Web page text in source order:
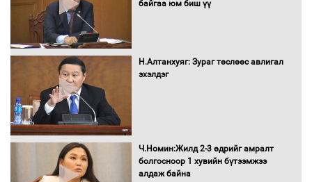
орчныг бүрдүүллээ
баримт
байгаа юм биш үү
Н.Алтанхуяг: Зураг төслөөс авлигал
эхэлдэг
Ч.Номин:Жилд 2-3 өдрийг амралт
болгосноор 1 хувийн бүтээмжээ
алдаж байна